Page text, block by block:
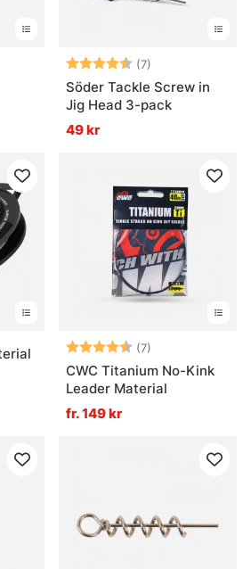
5 stjärnorBetyg: (7)
Söder Tackle Screw in
Jig Head 3-pack
49 kr
Betyg: (7)
CWC Titanium No-Kink
Leader Material
fr. 149 kr